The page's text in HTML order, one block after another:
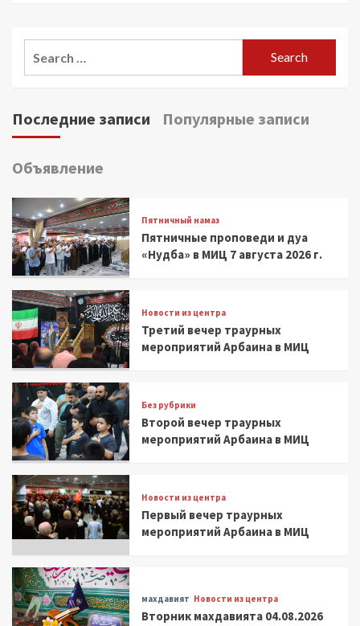
Последние записи Популярные записи
Объявление
Пятничный намаз
Пятничные проповеди и дуа
«Нудба» в МИЦ 7 августа 2026 г.
Новости из центра
Третий вечер траурных
мероприятий Арбаина в МИЦ
Без рубрики
Второй вечер траурных
мероприятий Арбаина в МИЦ
Новости из центра
Первый вечер траурных
мероприятий Арбаина в МИЦ
махдавият Новости из центра
Вторник махдавията 04.08.2026